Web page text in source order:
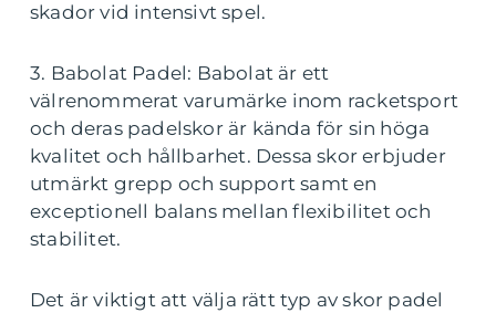
skador vid intensivt spel.
3. Babolat Padel: Babolat är ett
välrenommerat varumärke inom racketsport
och deras padelskor är kända för sin höga
kvalitet och hållbarhet. Dessa skor erbjuder
utmärkt grepp och support samt en
exceptionell balans mellan flexibilitet och
stabilitet.
Det är viktigt att välja rätt typ av skor padel